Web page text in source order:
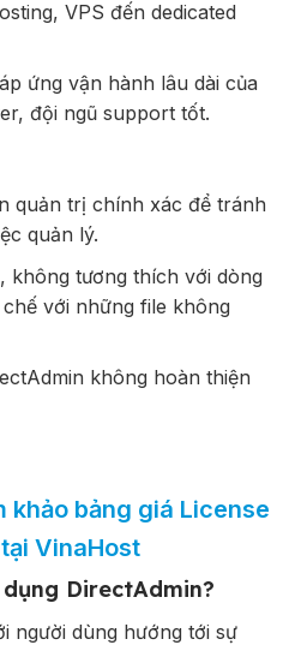
VPS đến dedicated
ứng vận hành lâu dài của
đội ngũ support tốt.
quản trị chính xác để tránh
quản lý.
không tương thích với dòng
với những file không
không hoàn thiện
khảo bảng giá License
VinaHost
DirectAdmin?
người dùng hướng tới sự